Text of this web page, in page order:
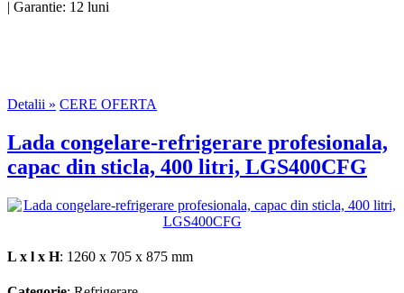
| Garantie: 12 luni
Detalii » CERE OFERTA
Lada congelare-refrigerare profesionala,
capac din sticla, 400 litri, LGS400CFG
L x l x H: 1260 x 705 x 875 mm